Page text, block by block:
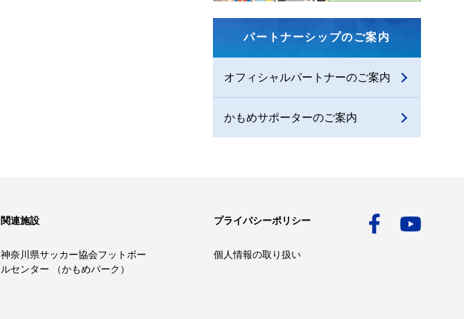
パートナーシップのご案内
オフィシャルパートナーのご案内
かもめサポーターのご案内
関連施設
神奈川県サッカー協会フットボー
ルセンター （かもめパーク）
プライバシーポリシー
個人情報の取り扱い